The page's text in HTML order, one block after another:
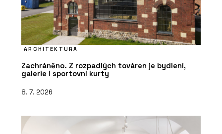
ARCHITEKTURA
Zachráněno. Z rozpadlých továren je bydlení,
galerie i sportovní kurty
8. 7. 2026